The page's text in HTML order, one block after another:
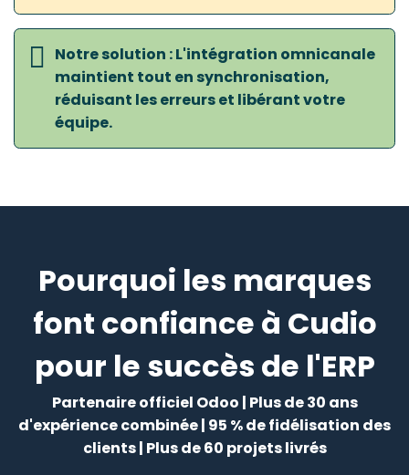
Notre solution : L'intégration omnicanale
maintient tout en synchronisation,
réduisant les erreurs et libérant votre
équipe.
Pourquoi les marques
font confiance à Cudio
pour le succès de l'ERP
Partenaire officiel Odoo | Plus de 30 ans
d'expérience combinée | 95 % de fidélisation des
clients | Plus de 60 projets livrés